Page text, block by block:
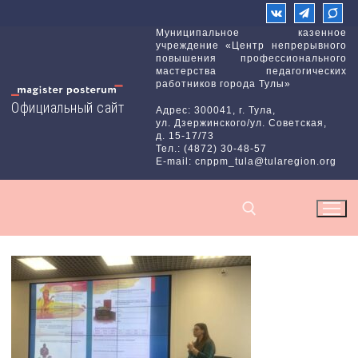
Официальный сайт
Муниципальное казенное
учреждение «Центр непрерывного
повышения профессионального
мастерства педагогических
работников города Тулы»
Адрес: 300041, г. Тула,
ул. Дзержинского/ул. Советская,
д. 15-17/73
Тел.: (4872) 30-48-57
E-mail: cnppm_tula@tularegion.org
Найти: